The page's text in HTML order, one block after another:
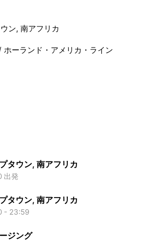
ン, 南アフリカ
ホーランド・アメリカ・ライン
タウン, 南アフリカ
出発
タウン, 南アフリカ
- 23:59
ジング